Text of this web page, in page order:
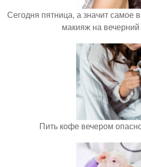
Сегодня пятница, а значит самое
макияж на
Пить кофе вечером